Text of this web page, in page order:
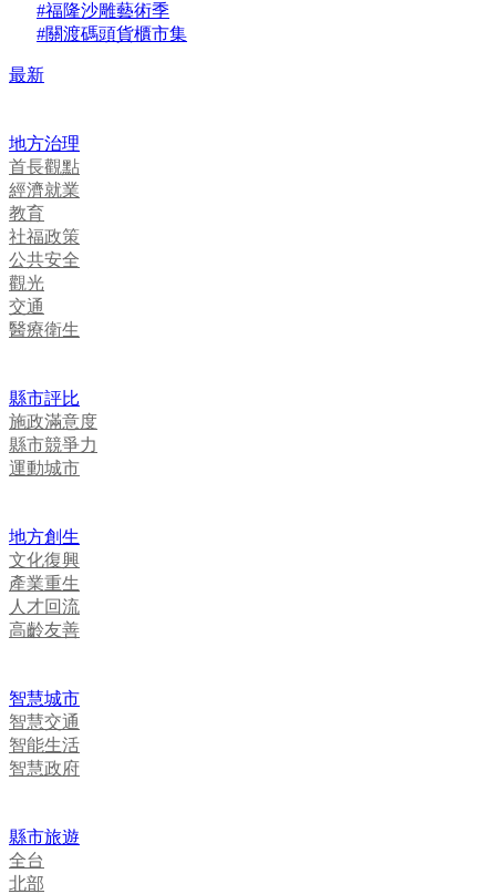
#福隆沙雕藝術季
#關渡碼頭貨櫃市集
最新
地方治理
首長觀點
經濟就業
教育
社福政策
公共安全
觀光
交通
醫療衛生
縣市評比
施政滿意度
縣市競爭力
運動城市
地方創生
文化復興
產業重生
人才回流
高齡友善
智慧城市
智慧交通
智能生活
智慧政府
縣市旅遊
全台
北部